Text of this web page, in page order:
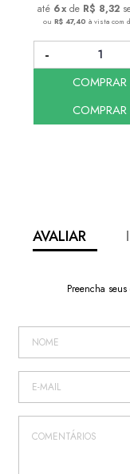
6x de R$ 8,32
ou R$ 47,40 à vista com
COMPRAR
COMPRAR
AVALIAR
Preencha